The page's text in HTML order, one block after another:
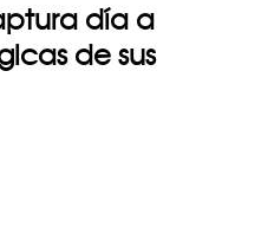
día a
de sus